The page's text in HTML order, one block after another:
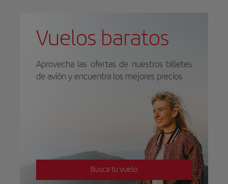
Vuelos baratos
Aprovecha las ofertas de nuestros billetes
de avión y encuentra los mejores precios
Busca tu vuelo